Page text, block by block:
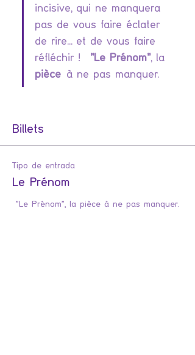
incisive, qui ne manquera
pas de vous faire éclater
de rire... et de vous faire
réfléchir ! "Le Prénom", la
pièce à ne pas manquer.
Billets
Tipo de entrada
Le Prénom
"Le Prénom", la pièce à ne pas manquer.